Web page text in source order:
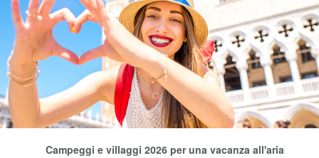
Campeggi e villaggi 2026 per una vacanza all'aria